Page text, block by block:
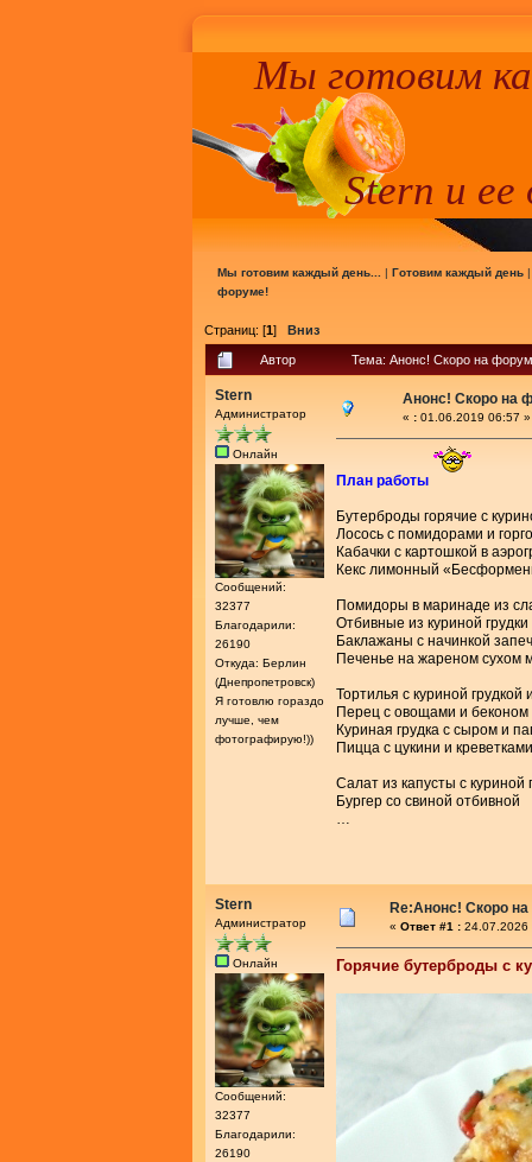
Мы готовим
Stern и ее
Мы готовим каждый день... | Готовим каждый день
форуме!
Страниц: [1] Вниз
Автор Тема: Анонс! Скоро на
Stern
Администратор
Онлайн
Сообщений:
32377
Благодарили:
26190
Откуда: Берлин
(Днепропетровск)
Я готовлю гораздо
лучше, чем
фотографирую!))
Анонс! Скоро на
« : 01.06.2019 06:57 »
План работы
Бутерброды горячие с
Лосось с помидорами и
Кабачки с картошкой в
Кекс лимонный
Помидоры в маринаде из
Отбивные из куриной
Баклажаны с начинкой
Печенье на жареном сухом
Тортилья с куриной грудкой
Перец с овощами и беконом
Куриная грудка с сыром и
Пицца с цукини и креветками
Салат из капусты с куриной
Бургер со свиной отбивной
Stern
Администратор
Онлайн
Сообщений:
32377
Благодарили:
26190
Re:Анонс! Скоро
« Ответ #1 : 24.07.2026
Горячие бутерброды с